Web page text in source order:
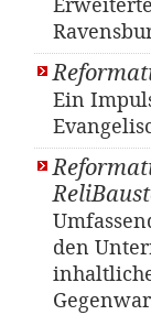
Ein
den